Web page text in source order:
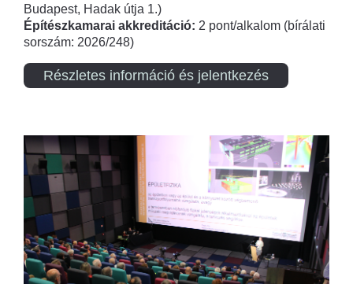
Budapest, Hadak útja 1.)
Építészkamarai akkreditáció: 2 pont/alkalom (bírálati
sorszám: 2026/248)
Részletes információ és jelentkezés